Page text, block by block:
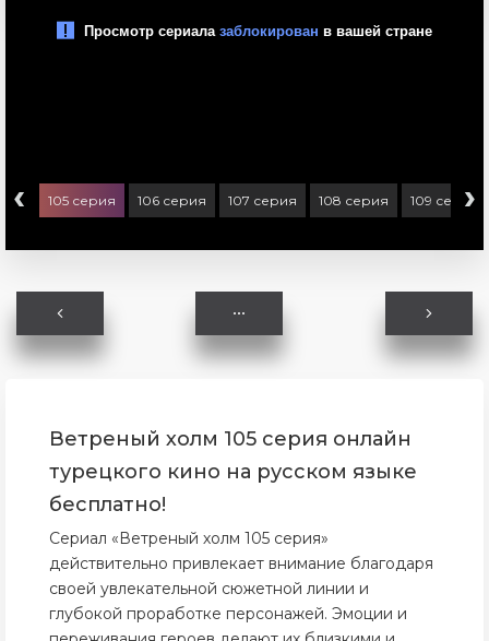
‹ 105 серия 106 серия 107 серия 108 серия 109 серия
›
Ветреный холм 105 серия онлайн
турецкого кино на русском языке
бесплатно!
Сериал «Ветреный холм 105 серия»
действительно привлекает внимание благодаря
своей увлекательной сюжетной линии и
глубокой проработке персонажей. Эмоции и